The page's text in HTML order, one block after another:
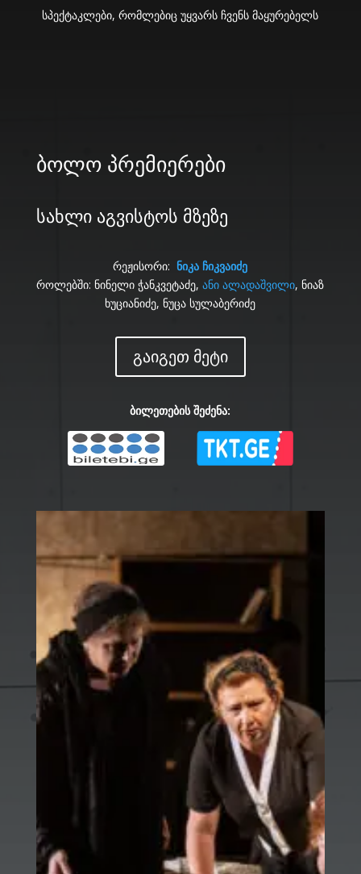
სპექტაკლები, რომლებიც უყვარს ჩვენს მაყურებელს
ბოლო პრემიერები
სახლი აგვისტოს მზეზე
რეჟისორი: ნიკა ჩიკვაიძე
როლებში:ნინელი ჭანკვეტაძე,ანი ალადაშვილი, ნიაზ
ხუციანიძე, ნუცა სულაბერიძე
გაიგეთ მეტი
ბილეთების შეძენა: